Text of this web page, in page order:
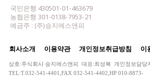
국민은행 430501-01-463679
농협은행 301-0138-7953-21
예금주 : (주)승지에스앤피
회사소개 이용약관 개인정보취급방침 이
상호:주식회사 승지에스앤피 대표:최성복 개인정보담당
TEL:T.032-541-4401,FAX 032-541-4402,HP 010-8873-